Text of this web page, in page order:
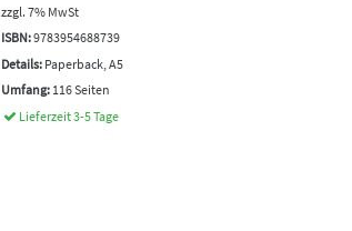
zzgl. 7% MwSt
ISBN:9783954688739
Details: Paperback, A5
Umfang: 116 Seiten
Lieferzeit 3-5 Tage